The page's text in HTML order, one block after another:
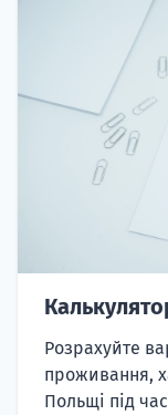
Розрахуйте
проживання,
Польщі під